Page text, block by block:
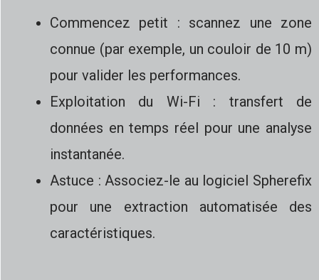
Commencez petit : scannez une zone
connue (par exemple, un couloir de 10 m)
pour valider les performances.
Exploitation du Wi-Fi : transfert de
données en temps réel pour une analyse
instantanée.
Astuce : Associez-le au logiciel Spherefix
pour une extraction automatisée des
caractéristiques.